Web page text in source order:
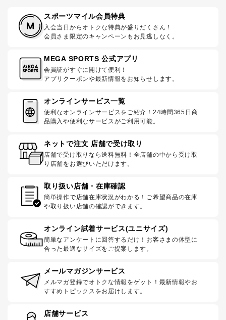
スポーツマイル会員特典
入会当日からオトクな特典が盛りだくさん！
会員さま限定のキャンペーンもお見逃しなく。
MEGA SPORTS 公式アプリ
会員証がすぐに開けて便利！
アプリクーポンや最新情報をお知らせします。
オンラインサービス一覧
便利なオンラインサービスをご紹介！24時間365日商
品購入や便利なサービスがご利用可能。
ネットで注文 店舗で受け取り
店舗で受け取りなら送料無料！全店舗の中から受け取
り店舗をお選びいただけます。
取り扱い店舗・在庫確認
簡単操作で店舗在庫状況がわかる！ご希望商品の在庫
や取り扱い店舗の確認ができます。
オンライン試着サービス(ユニサイズ)
簡単なアンケートに回答するだけ！お客さまの体型に
合った最適なサイズをご提案します。
メールマガジンサービス
メルマガ登録でオトクな情報をゲット！最新情報やお
すすめトピックスをお届けします。
店舗サービス